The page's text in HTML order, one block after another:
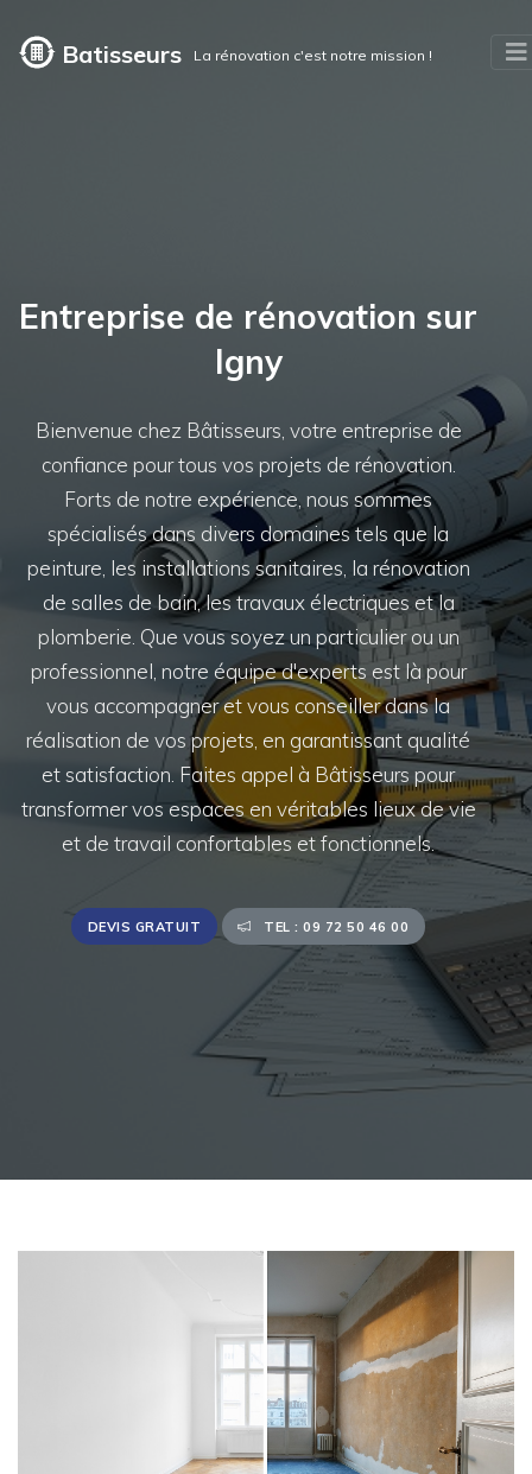
Batisseurs La rénovation c'est notre mission !
Entreprise de rénovation sur
Igny
Bienvenue chez Bâtisseurs, votre entreprise de
confiance pour tous vos projets de rénovation.
Forts de notre expérience, nous sommes
spécialisés dans divers domaines tels que la
peinture, les installations sanitaires, la rénovation
de salles de bain, les travaux électriques et la
plomberie. Que vous soyez un particulier ou un
professionnel, notre équipe d'experts est là pour
vous accompagner et vous conseiller dans la
réalisation de vos projets, en garantissant qualité
et satisfaction. Faites appel à Bâtisseurs pour
transformer vos espaces en véritables lieux de vie
et de travail confortables et fonctionnels.
DEVIS GRATUIT TEL : 09 72 50 46 00